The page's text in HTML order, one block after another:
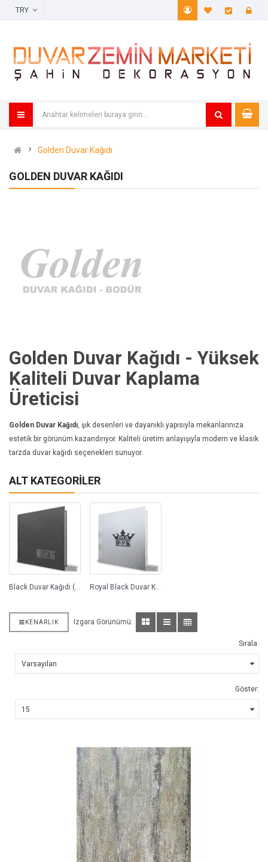
A. Listem
Golden Duvar Kağıdı
GOLDEN DUVAR KAĞIDI
Golden Duvar Kağıdı - Yüksek
Kaliteli Duvar Kaplama
Üreticisi
Golden Duvar Kağıdı, şık desenleri ve dayanıklı yapısıyla mekanlarınıza
estetik bir görünüm kazandırıyor. Kaliteli üretim anlayışıyla modern ve klasik
tarzda duvar kağıdı seçenekleri sunuyor.
ALT KATEGORILER
Black Duvar Kağıdı (76) Royal Black Duvar Kağıdı (98)
KENARLIK Izgara Görünümü:
Sırala:
Göster: